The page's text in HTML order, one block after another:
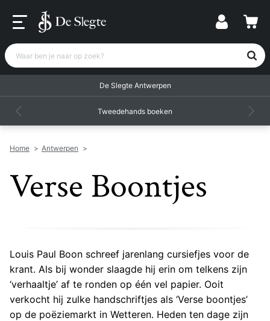
Waar ben je naar op zoek?
Tweedehands boeken
De Slegte Antwerpen
Home > Antwerpen >
Verse Boontjes
Louis Paul Boon schreef jarenlang cursiefjes voor de
krant. Als bij wonder slaagde hij erin om telkens zijn
‘verhaaltje’ af te ronden op één vel papier. Ooit
verkocht hij zulke handschriftjes als ‘Verse boontjes’
op de poëziemarkt in Wetteren. Heden ten dage zijn